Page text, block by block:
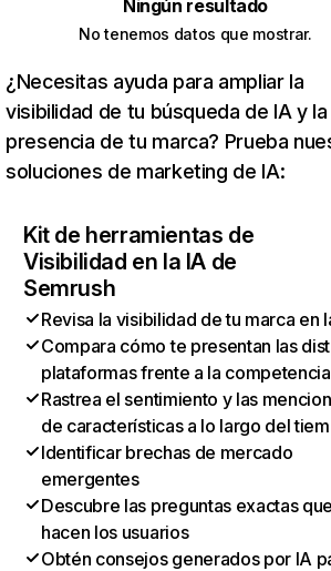
Ningún resultado
No tenemos datos que mostrar.
¿Necesitas ayuda para ampliar la
visibilidad de tu búsqueda de IA y la
presencia de tu marca? Prueba
soluciones de marketing de IA:
Kit de herramientas de
Visibilidad en la IA de
Semrush
Revisa la visibilidad de tu marca en
Compara cómo te presentan las
plataformas frente a la competencia
Rastrea el sentimiento y las
de características a lo largo del
Identificar brechas de mercado
emergentes
Descubre las preguntas exactas
hacen los usuarios
Obtén consejos generados por IA